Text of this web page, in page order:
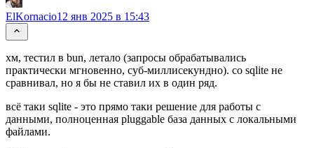
ElKornacio12 янв 2025 в 15:43
хм, тестил в bun, летало (запросы обрабатывались
практически мгновенно, суб-миллисекундно). со sqlite не
сравнивал, но я бы не ставил их в один ряд.
всё таки sqlite - это прямо таки решение для работы с
данными, полноценная pluggable база данных с локальными
файлами.